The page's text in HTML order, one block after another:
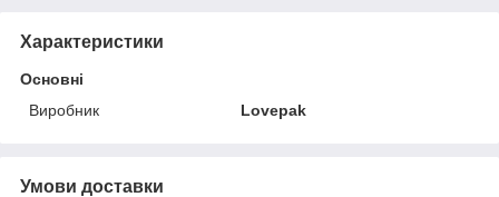
Характеристики
Основні
Виробник
Lovepak
Умови доставки